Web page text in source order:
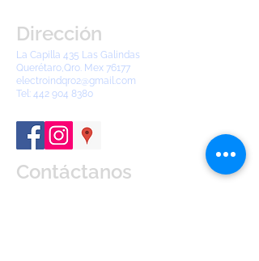
Dirección
La Capilla 435 Las Galindas
Querétaro,Qro. Mex 76177
electroindqro2@gmail.com
Tel: 442 904 8380
Contáctanos